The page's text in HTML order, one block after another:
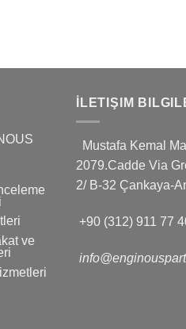
ve
İLETIŞIM
Mustafa Kemal
2079.Cadde Via
2/ B-32 Çankaya-
+90 (312) 911 77